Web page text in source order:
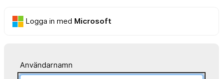
Logga in med Microsoft
Användarnamn